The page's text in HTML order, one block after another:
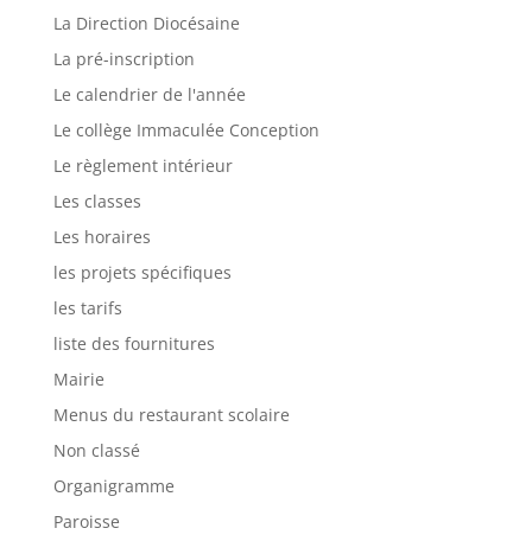
La Direction Diocésaine
La pré-inscription
Le calendrier de l'année
Le collège Immaculée Conception
Le règlement intérieur
Les classes
Les horaires
les projets spécifiques
les tarifs
liste des fournitures
Mairie
Menus du restaurant scolaire
Non classé
Organigramme
Paroisse